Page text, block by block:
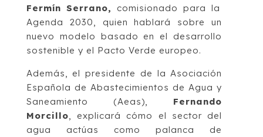
Fermín Serrano,
comisionado para la
Agenda 2030, quien hablará sobre un
nuevo modelo basado en el desarrollo
sostenible y el Pacto Verde europeo.
Además, el presidente de la Asociación
Española de Abastecimientos de Agua y
Saneamiento (Aeas), Fernando
Morcillo, explicará cómo el sector del
agua actúas como palanca de